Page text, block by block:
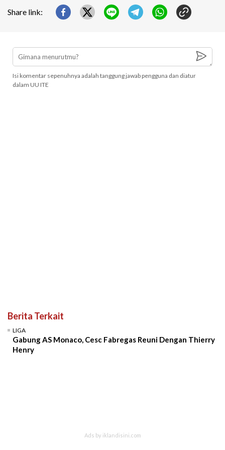
Share link:
Isi komentar sepenuhnya adalah tanggung jawab pengguna dan diatur
dalam UU ITE
Berita Terkait
LIGA
Gabung AS Monaco, Cesc Fabregas Reuni Dengan Thierry
Henry